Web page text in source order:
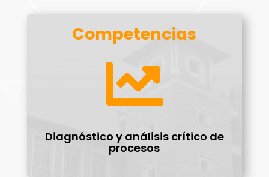
Competencias

Diagnóstico y análisis crítico de
procesos